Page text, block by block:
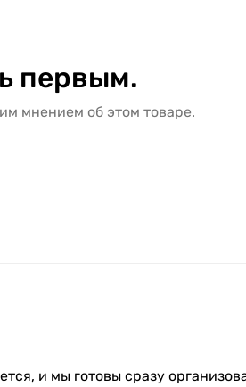
первым.
мнением об этом товаре.
и мы готовы сразу